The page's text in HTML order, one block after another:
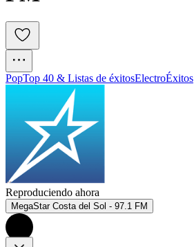
PopTop 40 & Listas de éxitosElectroÉxitos
Reproduciendo ahora
MegaStar Costa del Sol - 97.1 FM